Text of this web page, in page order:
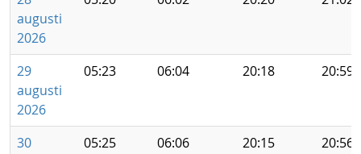
augusti
2026
29
augusti
2026
05:23 06:04 20:18 20:59
30
05:25 06:06 20:15 20:56